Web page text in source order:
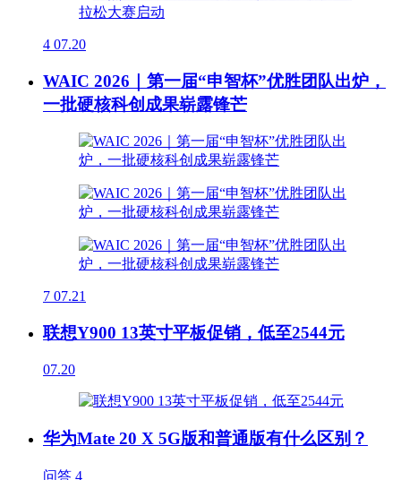
4 07.20
WAIC 2026｜第一届“申智杯”优胜团队出炉，
一批硬核科创成果崭露锋芒
7 07.21
联想Y900 13英寸平板促销，低至2544元
07.20
华为Mate 20 X 5G版和普通版有什么区别？
问答 4